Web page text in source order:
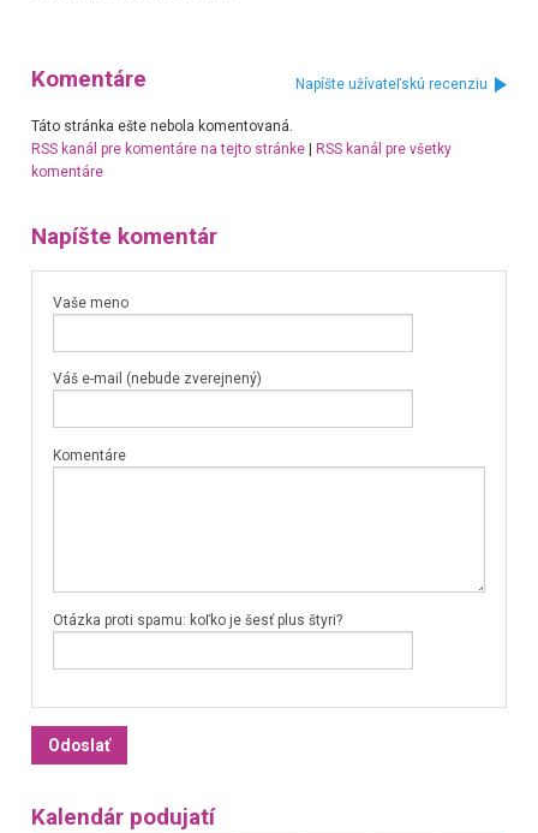
Komentáre Napíšte užívateľskú recenziu
Táto stránka ešte nebola komentovaná.
RSS kanál pre komentáre na tejto stránke|
RSS kanál pre všetky
komentáre
Napíšte komentár
Vaše meno
Váš e-mail (nebude zverejnený)
Komentáre
Otázka proti spamu: koľko je šesť plus štyri?
Kalendár podujatí